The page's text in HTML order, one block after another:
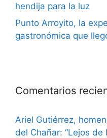
hendija para la luz
Punto Arroyito, la
gastronómica que
Comentarios
Ariel Gutiérrez,
del Chañar: “Lejos